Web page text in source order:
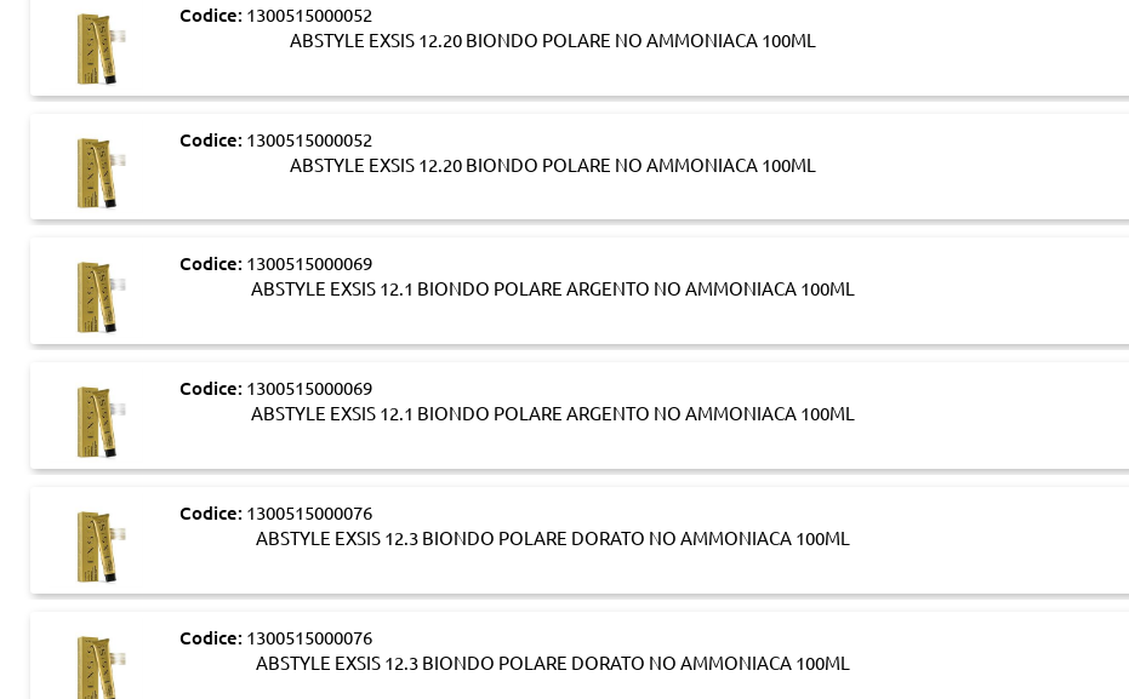
Codice: 1300515000052
ABSTYLE EXSIS 12.20 BIONDO POLARE NO AMMONIACA 100ML
Codice: 1300515000052
ABSTYLE EXSIS 12.20 BIONDO POLARE NO AMMONIACA 100ML
Codice: 1300515000069
ABSTYLE EXSIS 12.1 BIONDO POLARE ARGENTO NO AMMONIACA 100ML
Codice: 1300515000069
ABSTYLE EXSIS 12.1 BIONDO POLARE ARGENTO NO AMMONIACA 100ML
Codice: 1300515000076
ABSTYLE EXSIS 12.3 BIONDO POLARE DORATO NO AMMONIACA 100ML
Codice: 1300515000076
ABSTYLE EXSIS 12.3 BIONDO POLARE DORATO NO AMMONIACA 100ML